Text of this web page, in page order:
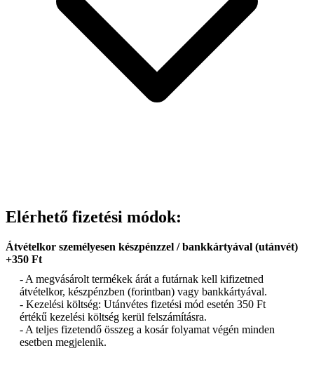
Elérhető fizetési módok:
Átvételkor személyesen készpénzzel / bankkártyával (utánvét)
+350 Ft
- A megvásárolt termékek árát a futárnak kell kifizetned
átvételkor, készpénzben (forintban) vagy bankkártyával.
- Kezelési költség: Utánvétes fizetési mód esetén 350 Ft
értékű kezelési költség kerül felszámításra.
- A teljes fizetendő összeg a kosár folyamat végén minden
esetben megjelenik.